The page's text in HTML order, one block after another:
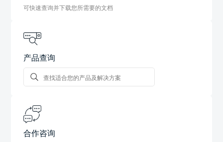
可快速查询并下载您所需要的文档
产品查询
合作咨询